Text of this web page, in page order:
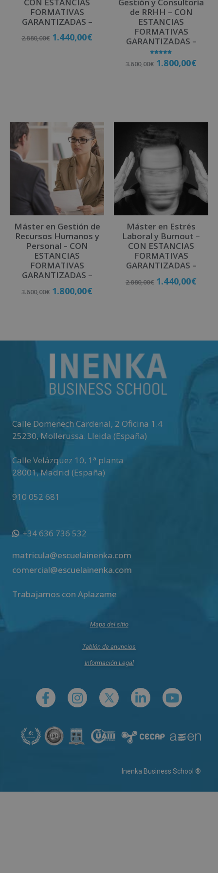
FORMATIVAS
GARANTIZADAS –
2.880,00€ 1.440,00€
de RRHH – CON
ESTANCIAS
FORMATIVAS
GARANTIZADAS –
con
5.00
3.600,00€ 1.800,00€
Máster en Gestión de
Recursos Humanos y
Personal – CON
ESTANCIAS
FORMATIVAS
GARANTIZADAS –
3.600,00€ 1.800,00€
Máster en Estrés
Laboral y Burnout –
CON ESTANCIAS
FORMATIVAS
GARANTIZADAS –
2.880,00€ 1.440,00€
Calle Domenech Cardenal, 2 Oficina 1.4
25230, Mollerussa. Lleida (España)
Calle Velázquez 10, 1ª planta
28001,Madrid (España)
910 052 681
+34 636 736 532
matricula@escuelainenka.com
comercial@escuelainenka.com
Trabajamos con Aplazame
Mapa del sitio
Tablón de anuncios
Información Legal
Inenka Business School ®